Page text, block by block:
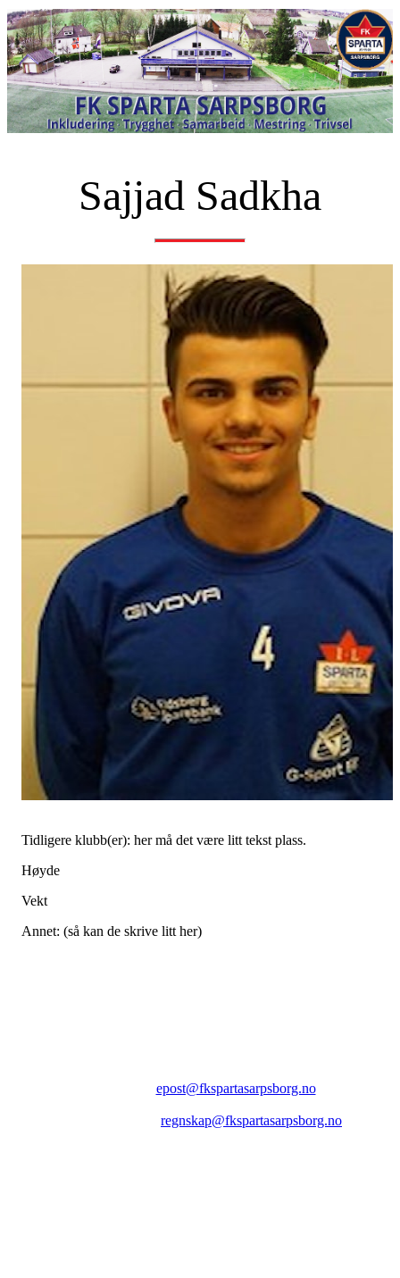
Sajjad Sadkha
Tidligere klubb(er): her må det være litt tekst plass.
Høyde
Vekt
Annet: (så kan de skrive litt her)
epost@fkspartasarpsborg.no
regnskap@fkspartasarpsborg.no